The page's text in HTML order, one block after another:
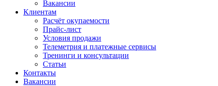
Вакансии
Клиентам
Расчёт окупаемости
Прайс-лист
Условия продажи
Телеметрия и платежные сервисы
Тренинги и консультации
Статьи
Контакты
Вакансии